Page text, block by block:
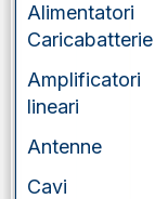
Alimentatori
Caricabatterie
Amplificatori
lineari
Antenne
Cavi